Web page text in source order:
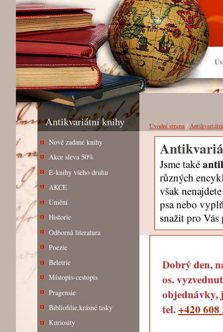
Antikvariátní knihy
Nově zadané knihy
Akce sleva 50%
E-knihy všeho druhu
AKCE
Umění
Historie
Odborná literatura
Poezie
Beletrie
Místopis-cestopis
Pragensie
Bibliofilie,krásné tisky
Kuriosity
Úvodní strana/
Jsme také
různých
však
psa nebo
snažit pro
Dobrý den,
os.
objednávky,
tel. +420 608